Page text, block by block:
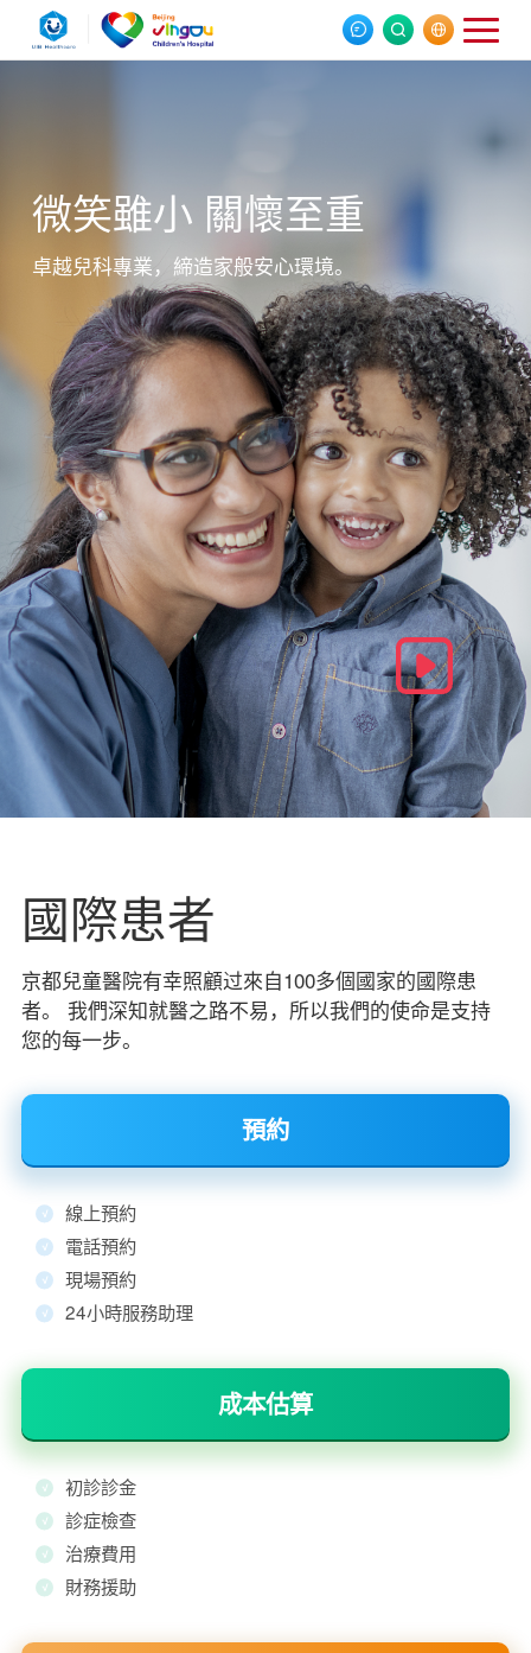
微笑雖小 關懷至重
卓越兒科專業，締造家般安心環境。
國際患者
京都兒童醫院有幸照顧过來自100多個國家的國際患
者。 我們深知就醫之路不易，所以我們的使命是支持
您的每一步。
預約
線上預約
電話預約
現場預約
24小時服務助理
成本估算
初診診金
診症檢查
治療費用
財務援助